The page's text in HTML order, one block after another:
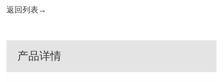
返回列表→
产品详情